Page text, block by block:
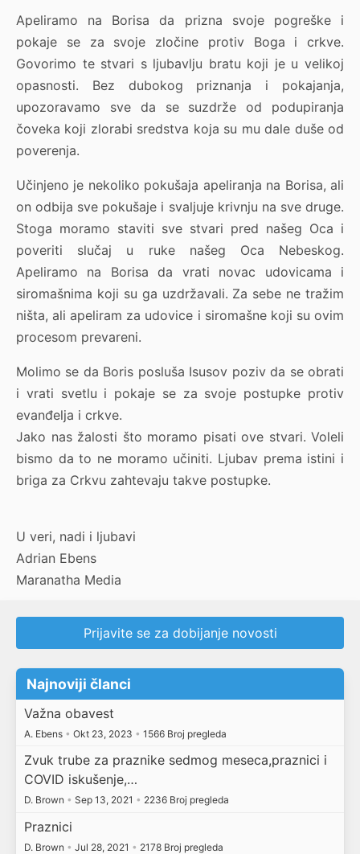
Apeliramo na Borisa da prizna svoje pogreške i
pokaje se za svoje zločine protiv Boga i crkve.
Govorimo te stvari s ljubavlju bratu koji je u velikoj
opasnosti. Bez dubokog priznanja i pokajanja,
upozoravamo sve da se suzdrže od podupiranja
čoveka koji zlorabi sredstva koja su mu dale duše od
poverenja.
Učinjeno je nekoliko pokušaja apeliranja na Borisa, ali
on odbija sve pokušaje i svaljuje krivnju na sve druge.
Stoga moramo staviti sve stvari pred našeg Oca i
poveriti slučaj u ruke našeg Oca Nebeskog.
Apeliramo na Borisa da vrati novac udovicama i
siromašnima koji su ga uzdržavali. Za sebe ne tražim
ništa, ali apeliram za udovice i siromašne koji su ovim
procesom prevareni.
Molimo se da Boris posluša Isusov poziv da se obrati
i vrati svetlu i pokaje se za svoje postupke protiv
evanđelja i crkve.
Jako nas žalosti što moramo pisati ove stvari. Voleli
bismo da to ne moramo učiniti. Ljubav prema istini i
briga za Crkvu zahtevaju takve postupke.
U veri, nadi i ljubavi
Adrian Ebens
Maranatha Media
Prijavite se za dobijanje novosti
Najnoviji članci
Važna obavest
A. Ebens • Okt 23, 2023 • 1566 Broj pregleda
Zvuk trube za praznike sedmog meseca,praznici i
COVID iskušenje,…
D. Brown • Sep 13, 2021 • 2236 Broj pregleda
Praznici
D. Brown • Jul 28, 2021 • 2178 Broj pregleda